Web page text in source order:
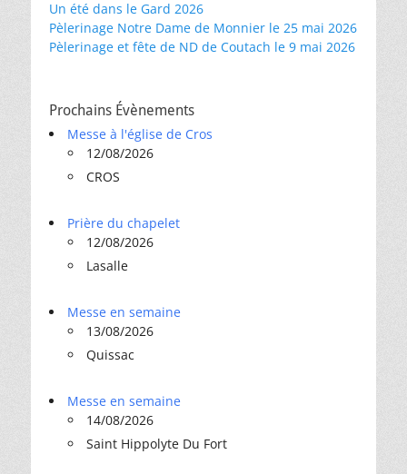
Un été dans le Gard 2026
Pèlerinage Notre Dame de Monnier le 25 mai 2026
Pèlerinage et fête de ND de Coutach le 9 mai 2026
Prochains Évènements
Messe à l'église de Cros
12/08/2026
CROS
Prière du chapelet
12/08/2026
Lasalle
Messe en semaine
13/08/2026
Quissac
Messe en semaine
14/08/2026
Saint Hippolyte Du Fort